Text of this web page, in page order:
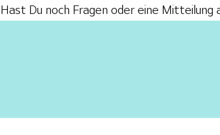
Hast Du noch Fragen oder eine Mitteilung